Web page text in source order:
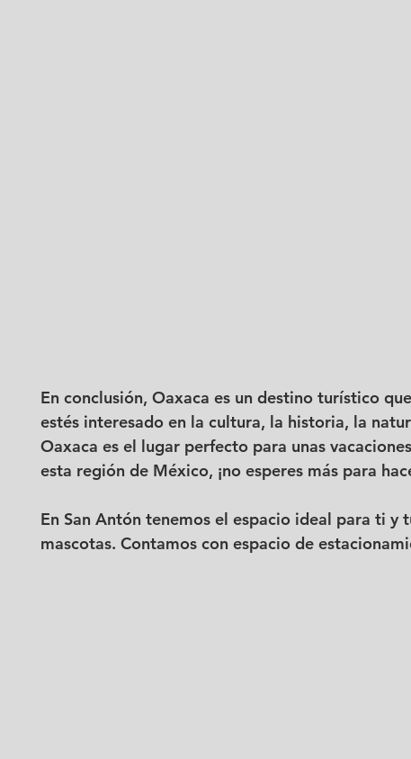
En conclusión, Oaxaca es un destino turístico
estés interesado en la cultura, la historia, la
Oaxaca es el lugar perfecto para unas
esta región de México, ¡no esperes más para
En San Antón tenemos el espacio ideal para ti
mascotas. Contamos con espacio de